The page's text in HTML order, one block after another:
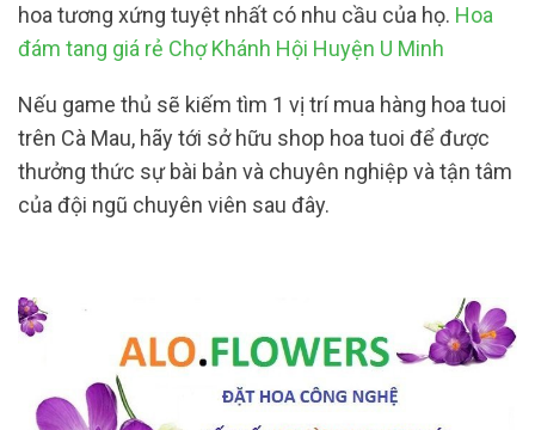
hoa tương xứng tuyệt nhất có nhu cầu của họ. Hoa
đám tang giá rẻ Chợ Khánh Hội Huyện U Minh
Nếu game thủ sẽ kiếm tìm 1 vị trí mua hàng hoa tuoi
trên Cà Mau, hãy tới sở hữu shop hoa tuoi để được
thưởng thức sự bài bản và chuyên nghiệp và tận tâm
của đội ngũ chuyên viên sau đây.